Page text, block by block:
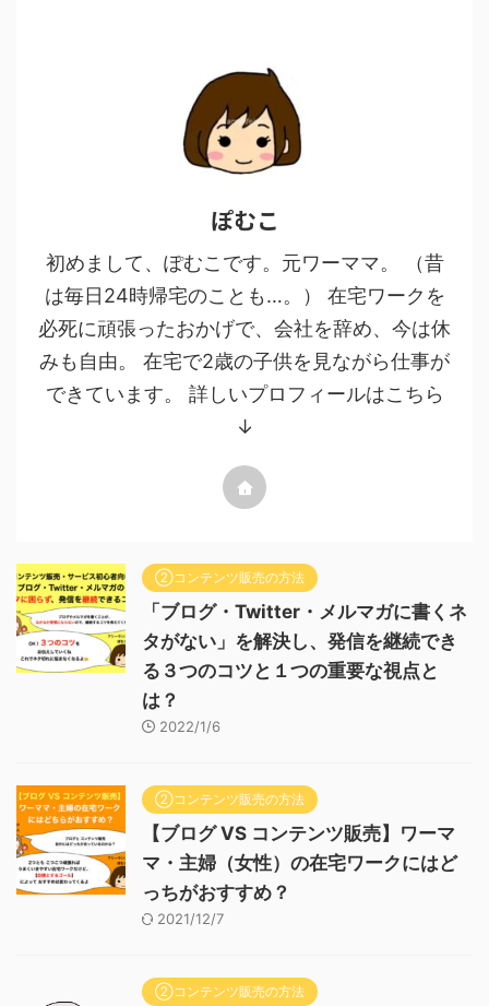
ぽむこ
初めまして、ぽむこです。元ワーママ。 （昔
は毎日24時帰宅のことも…。） 在宅ワークを
必死に頑張ったおかげで、会社を辞め、今は休
みも自由。 在宅で2歳の子供を見ながら仕事が
できています。 詳しいプロフィールはこちら
↓
②コンテンツ販売の方法
「ブログ・Twitter・メルマガに書くネ
タがない」を解決し、発信を継続でき
る３つのコツと１つの重要な視点と
は？
2022/1/6
②コンテンツ販売の方法
【ブログ VS コンテンツ販売】ワーマ
マ・主婦（女性）の在宅ワークにはど
っちがおすすめ？
2021/12/7
②コンテンツ販売の方法